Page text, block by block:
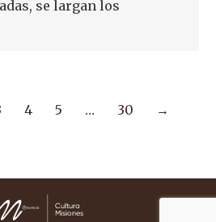
se largan los
4 5 … 30 →